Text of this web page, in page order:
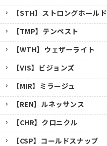
【STH】ストロングホールド
【TMP】テンペスト
【WTH】ウェザーライト
【VIS】ビジョンズ
【MIR】ミラージュ
【REN】ルネッサンス
【CHR】クロニクル
【CSP】コールドスナップ